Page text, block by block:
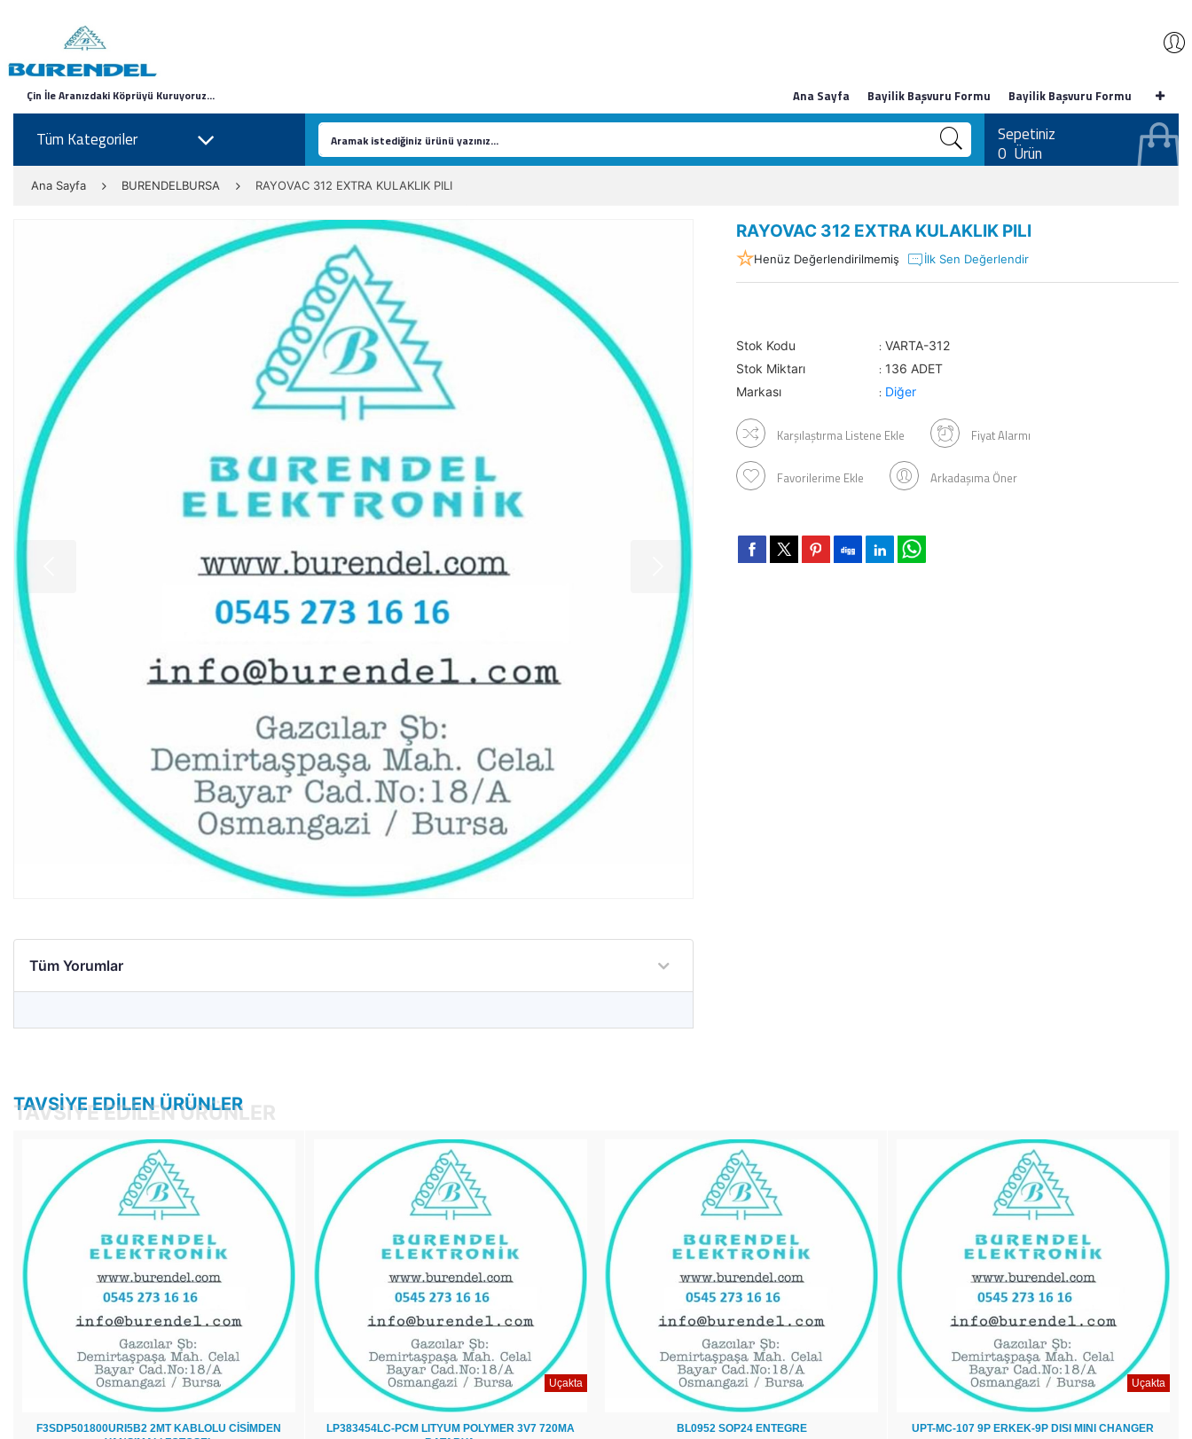
Çin İle Aranızdaki Köprüyü Kuruyoruz... Ana Sayfa Bayilik Başvuru Formu Bayilik Başvuru Formu
Tüm Kategoriler
Sepetiniz
0 Ürün
Ana Sayfa BURENDELBURSA RAYOVAC 312 EXTRA KULAKLIK PILI
Tüm Yorumlar
RAYOVAC 312 EXTRA KULAKLIK PILI
Henüz Değerlendirilmemiş İlk Sen Değerlendir
Stok Kodu : VARTA-312
Stok Miktarı
: 136 ADET
Markası
: Diğer
Karşılaştırma Listene Ekle Fiyat Alarmı
Favorilerime Ekle Arkadaşıma Öner
TAVSIYE EDILEN ÜRÜNLER
TAVSIYE EDILEN ÜRÜNLER
F3SDP501800URI5B2 2MT KABLOLU CİSİMDEN
Uçakta
LP383454LC-PCM LITYUM POLYMER 3V7 720MA
BL0952 SOP24 ENTEGRE
Uçakta
UPT-MC-107 9P ERKEK-9P DISI MINI CHANGER